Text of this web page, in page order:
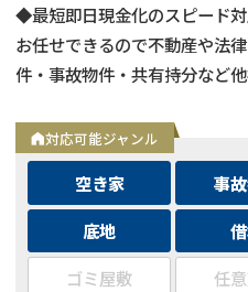
◆最短即日現金化のスピード
お任せできるので不動産や法
件・事故物件・共有持分など
取◆残置物・ゴミ屋敷・シロ
買取対応可能ジャンル
空き家 事
底地
ゴミ屋敷
任